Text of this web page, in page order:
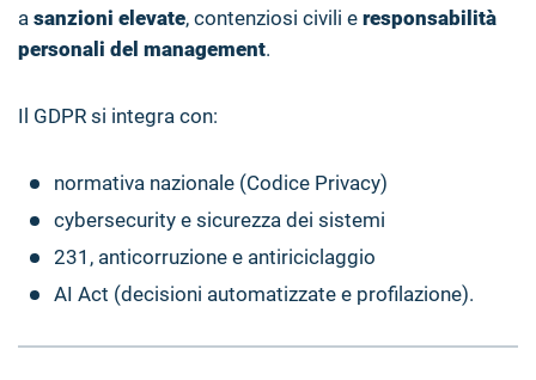
a sanzioni elevate, contenziosi civili e responsabilità
personali del management.
Il GDPR si integra con:
normativa nazionale (Codice Privacy)
cybersecurity e sicurezza dei sistemi
231, anticorruzione e antiriciclaggio
AI Act (decisioni automatizzate e profilazione).